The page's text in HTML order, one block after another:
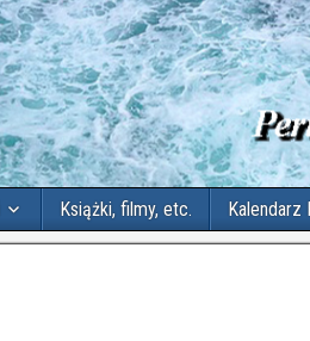
Książki, filmy, etc. Kalendarz